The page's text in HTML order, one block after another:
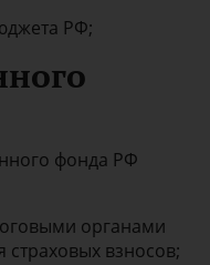
РФ;
фонда РФ
органами
страховых взносов;